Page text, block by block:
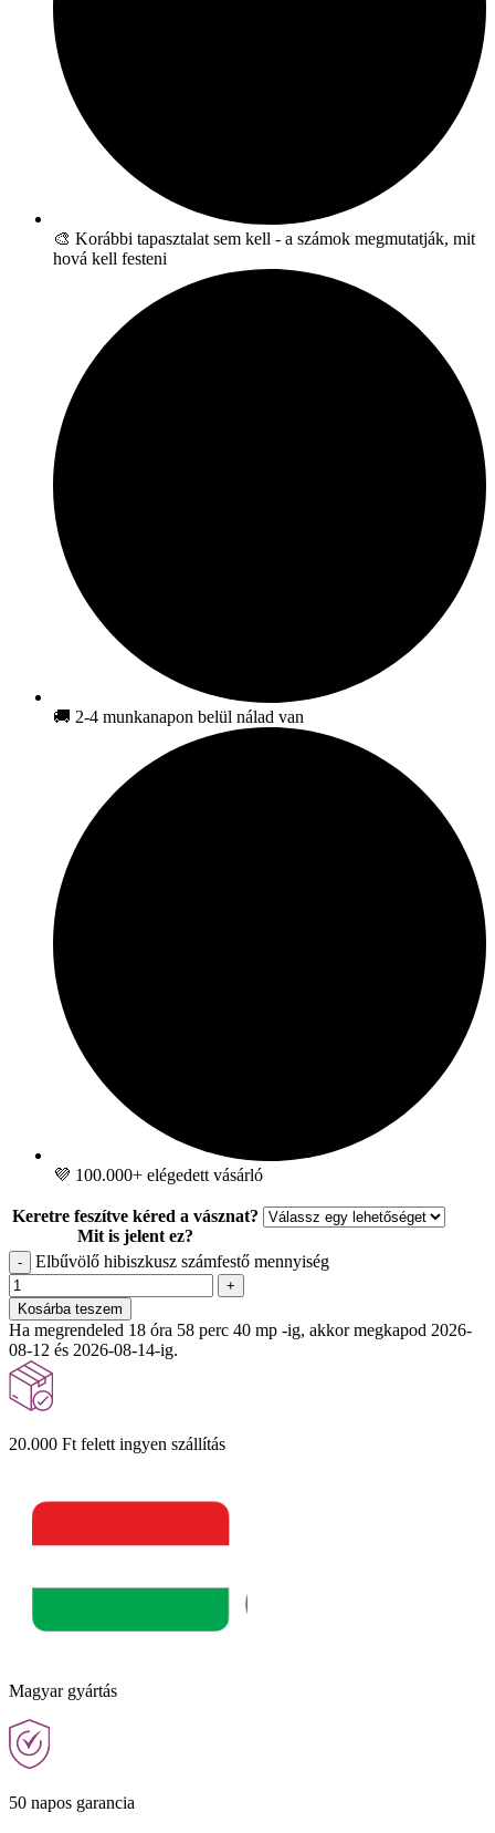
🎨 Korábbi tapasztalat sem kell - a számok megmutatják, mit
hová kell festeni
🚚 2-4 munkanapon belül nálad van
💜 100.000+ elégedett vásárló
Keretre feszítve kéred a vásznat?
Mit is jelent ez?
- Elbűvölő hibiszkusz számfestő mennyiség
+
Kosárba teszem
Ha megrendeled 18 óra 58 perc 39 mp -ig, akkor megkapod 2026-
08-12 és 2026-08-14-ig.
20.000 Ft felett ingyen szállítás
Magyar gyártás
50 napos garancia